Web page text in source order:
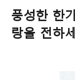
풍성한 한
랑을 전하